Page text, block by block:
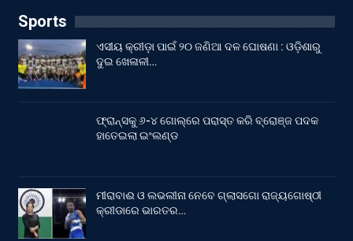
Sports
ଏସୀୟ କ୍ରୀଡ଼ା ପାଇଁ ୨୦ ଜଣିଆ ଦଳ ଘୋଷଣା : ଓଡ଼ିଶାରୁ
ଦୁଇ ଖେଳାଳୀ…
ଫ୍ରାନ୍ସକୁ ୬-୪ ଗୋଲ୍‌ରେ ପରାସ୍ତ କରି ବ୍ରୋଞ୍ଜ ପଦକ
ହାତେଇଲା ଇଂଲଣ୍ଡ
ମୀରାବାଈ ଓ ଲଭଲୀନା ନେବେ ଗ୍ଲାସଗୋ ରାଜ୍ୟଗୋଷ୍ଠୀ
କ୍ରୀଡାରେ ଭାରତର…